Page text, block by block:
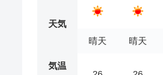
天気
晴天
晴天
気温